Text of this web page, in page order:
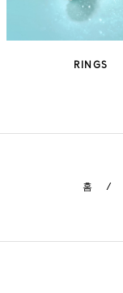
RINGS
홈 /